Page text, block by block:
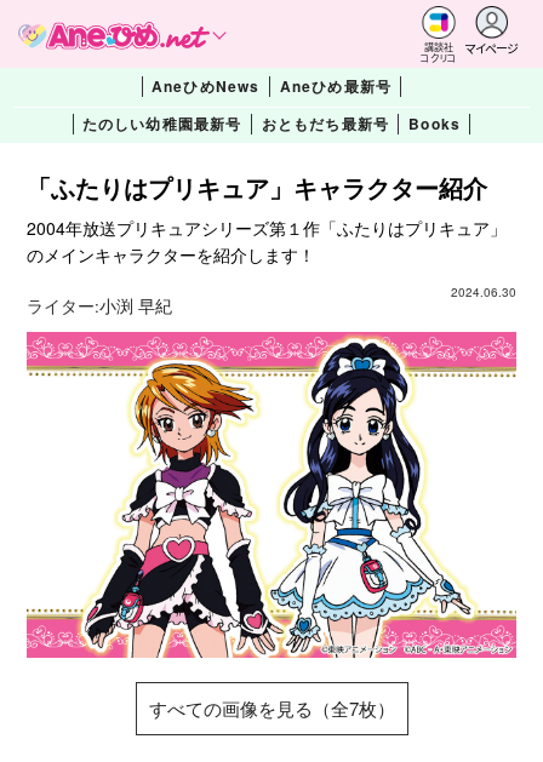
講談社
コクリコ
マイページ
AneひめNews
Aneひめ最新号
たのしい幼稚園最新号
おともだち最新号 Books
「ふたりはプリキュア」キャラクター紹介
2004年放送プリキュアシリーズ第１作「ふたりはプリキュア」
のメインキャラクターを紹介します！
2024.06.30
ライター:小渕 早紀
すべての画像を見る（全7枚）